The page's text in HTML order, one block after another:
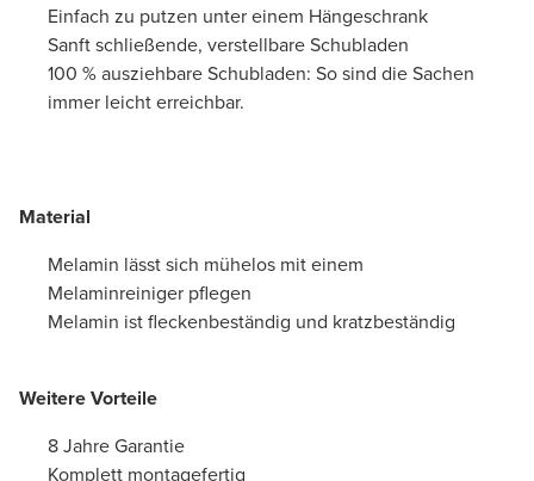
Einfach zu putzen unter einem Hängeschrank
Sanft schließende, verstellbare Schubladen
100 % ausziehbare Schubladen: So sind die Sachen
immer leicht erreichbar.
Material
Melamin lässt sich mühelos mit einem
Melaminreiniger pflegen
Melamin ist fleckenbeständig und kratzbeständig
Weitere Vorteile
8 Jahre Garantie
Komplett montagefertig